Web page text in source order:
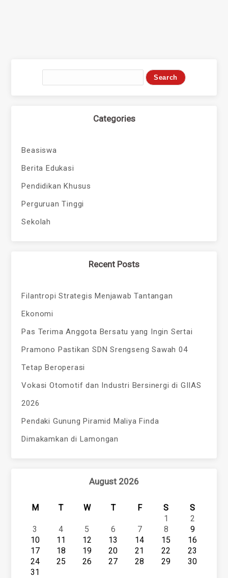
Categories
Beasiswa
Berita Edukasi
Pendidikan Khusus
Perguruan Tinggi
Sekolah
Recent Posts
Filantropi Strategis Menjawab Tantangan
Ekonomi
Pas Terima Anggota Bersatu yang Ingin Sertai
Pramono Pastikan SDN Srengseng Sawah 04
Tetap Beroperasi
Vokasi Otomotif dan Industri Bersinergi di GIIAS
2026
Pendaki Gunung Piramid Maliya Finda
Dimakamkan di Lamongan
August 2026
M T W T F S
S
1
2
3
4 5 6 7 8
9
10
11 12 13 14 15
16
17
18 19 20 21 22
23
24
25 26 27 28 29
30
31